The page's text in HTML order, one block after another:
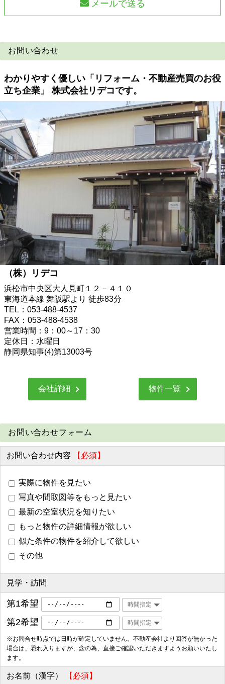
メールで送る
お問い合わせ
わかりやすく優しい「リフォーム・不動産売買のお役
立ち企業」 株式会社リデコです。
（株）リデコ
浜松市中央区大人見町１２－４１０
東海道本線 舞阪駅より 徒歩83分
TEL：053-488-4537
FAX：053-488-4538
営業時間：9：00～17：30
定休日：水曜日
静岡県知事(4)第13003号
会社詳細 物件一覧
お問い合わせフォーム
お問い合わせ内容 【必須】
実際に物件を見たい
写真や間取図等をもっと見たい
最新の空室状況を知りたい
もっと物件の詳細情報が欲しい
似た条件の物件を紹介して欲しい
その他
見学・訪問
第1希望
第2希望
※お問合せ時点では日時が確定していません。不動産会社より回答が無かった
場合は、恐れ入りますが、念の為、直接ご確認いただきますようお願いいたし
ます。
お名前（漢字） 【必須】